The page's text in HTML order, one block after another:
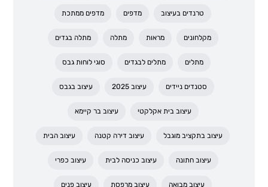
טרנדים בעיצוב מדפים מדפים ממתכת
מקלחונים מראות מתלה מתלה בגדים
מתלים מתלים לבגדים סוגי לוחות גבס
סטנדים ניידים עיצוב 2025 עיצוב בגבס
עיצוב בית אקלקטי עיצוב בר קיימא
עיצוב בתקציב מוגבל עיצוב דירה קטנה עיצוב הבית
עיצוב חתונה עיצוב כניסה לבית עיצוב כפרי
עיצוב מבואה עיצוב מרפסת עיצוב פנים